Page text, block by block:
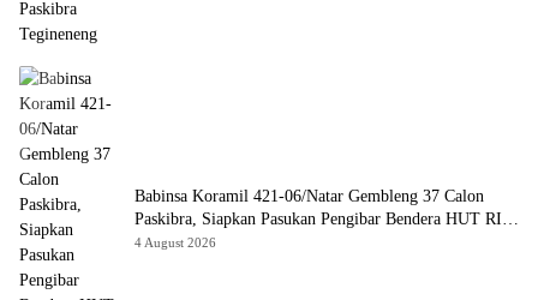
Babinsa Koramil 421-06/Natar Gembleng 37 Calon
Paskibra, Siapkan Pasukan Pengibar Bendera HUT RI
Tingkat Kecamatan
4 August 2026